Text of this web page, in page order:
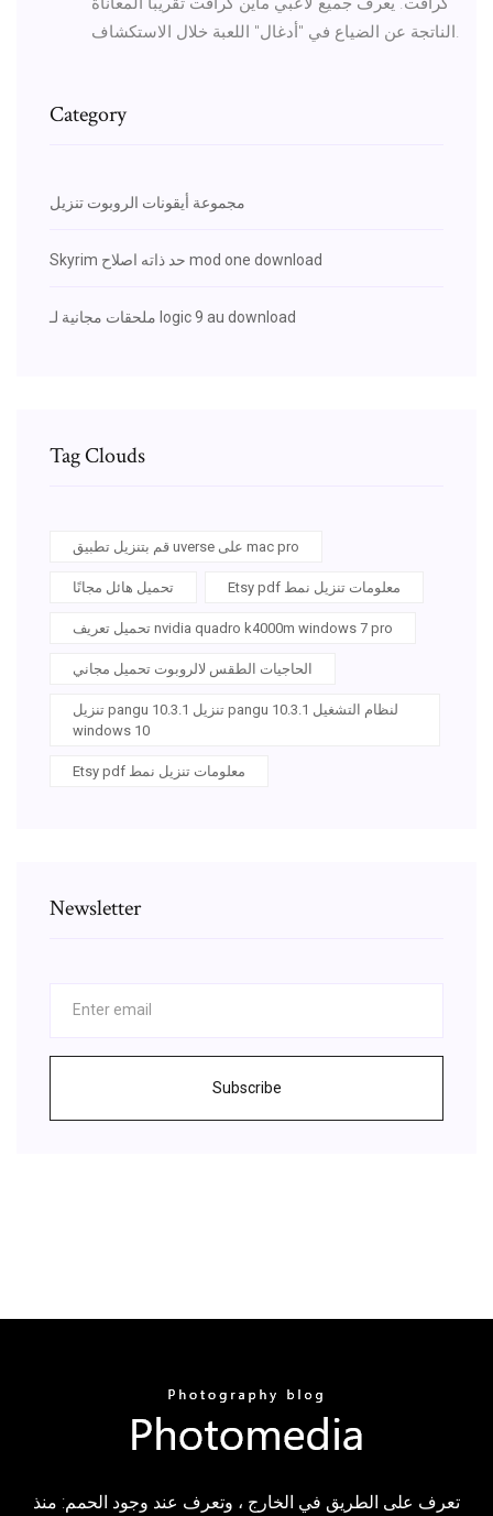
الناتجة عن الضياع في "أدغال" اللعبة خلال الاستكشاف.
Category
مجموعة أيقونات الروبوت تنزيل
Skyrim حد ذاته اصلاح mod one download
ملحقات مجانية لـ logic 9 au download
Tag Clouds
قم بتنزيل تطبيق uverse على mac pro
تحميل هائل مجانًا Etsy pdf معلومات تنزيل نمط
تحميل تعريف nvidia quadro k4000m windows 7 pro
الحاجيات الطقس لالروبوت تحميل مجاني
تنزيل pangu 10.3.1 تنزيل pangu 10.3.1 لنظام التشغيل
windows 10
Etsy pdf معلومات تنزيل نمط
Newsletter
Subscribe
تعرف على الطريق في الخارج ، وتعرف عند وجود الحمم: منذ